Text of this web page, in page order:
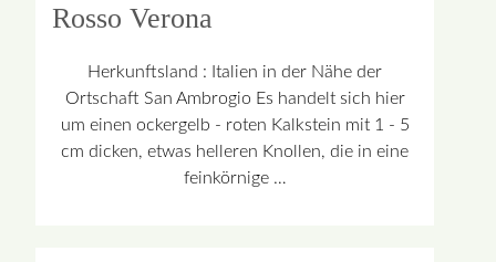
Rosso Verona
Herkunftsland : Italien in der Nähe der
Ortschaft San Ambrogio Es handelt sich hier
um einen ockergelb - roten Kalkstein mit 1 - 5
cm dicken, etwas helleren Knollen, die in eine
feinkörnige …